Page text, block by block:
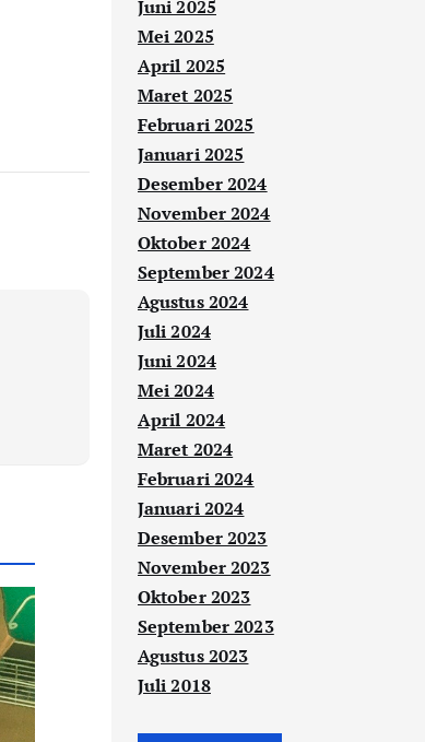
Juni 2025
Mei 2025
April 2025
Maret 2025
Februari 2025
Januari 2025
Desember 2024
November 2024
Oktober 2024
September 2024
Agustus 2024
Juli 2024
Juni 2024
Mei 2024
April 2024
Maret 2024
Februari 2024
Januari 2024
Desember 2023
November 2023
Oktober 2023
September 2023
Agustus 2023
Juli 2018